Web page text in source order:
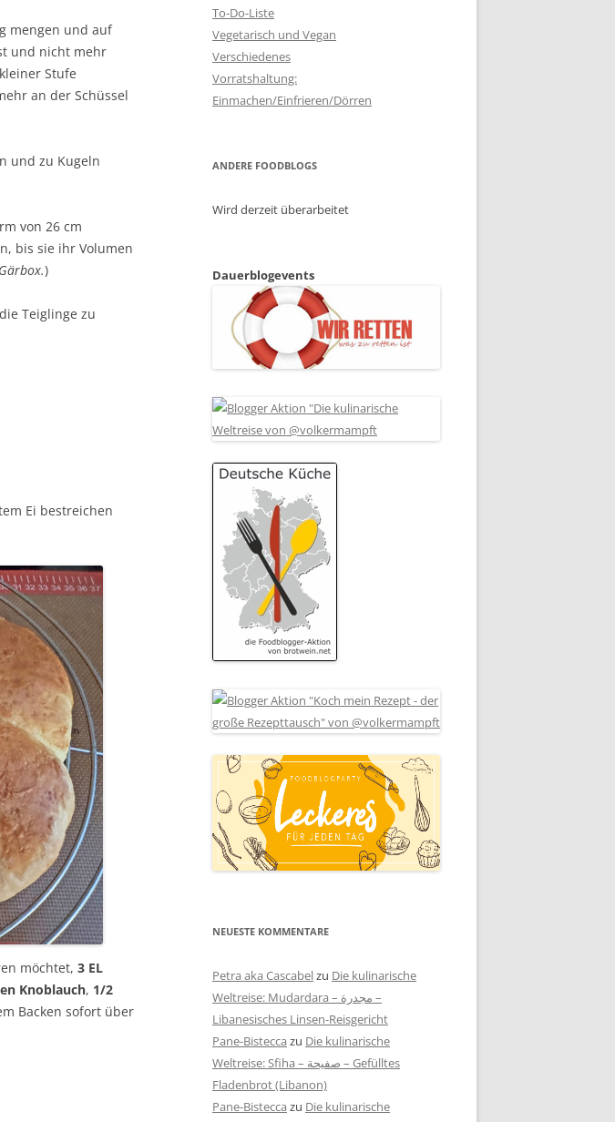
mengen und auf
und nicht mehr
Stufe
an der Schüssel
und zu Kugeln
von 26 cm
bis sie ihr Volumen
)
Teiglinge zu
Ei bestreichen
möchtet, 3 EL
Knoblauch, 1/2
Backen sofort über
To-Do-Liste
Vegetarisch und Vegan
Verschiedenes
Vorratshaltung:
Einmachen/Einfrieren/Dörren
ANDERE FOODBLOGS
Wird derzeit überarbeitet
Dauerblogevents
NEUESTE KOMMENTARE
Petra aka Cascabelzu Die kulinarische
Weltreise: Mudardara – مجدرة –
Libanesisches Linsen-Reisgericht
Pane-Bistecca zu Die kulinarische
Weltreise: Sfiha – صفيحة – Gefülltes
Fladenbrot (Libanon)
Pane-Bistecca zu Die kulinarische